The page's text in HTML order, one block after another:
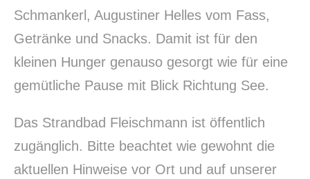
Schmankerl, Augustiner Helles vom Fass,
Getränke und Snacks. Damit ist für den
kleinen Hunger genauso gesorgt wie für eine
gemütliche Pause mit Blick Richtung See.
Das Strandbad Fleischmann ist öffentlich
zugänglich. Bitte beachtet wie gewohnt die
aktuellen Hinweise vor Ort und auf unserer